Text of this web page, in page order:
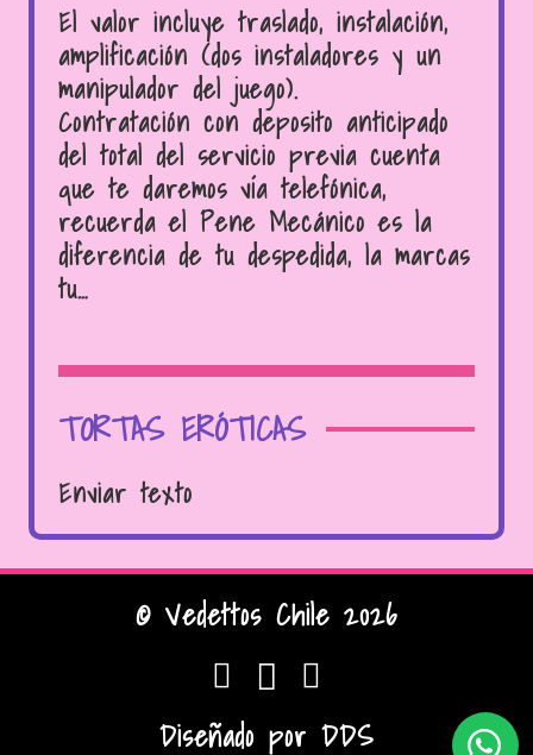
El valor incluye traslado, instalación,
amplificación (dos instaladores y un
manipulador del juego).
Contratación con deposito anticipado
del total del servicio previa cuenta
que te daremos vía telefónica,
recuerda el Pene Mecánico es la
diferencia de tu despedida, la marcas
tu…
TORTAS ERÓTICAS
Enviar texto
© Vedettos Chile 2026
Diseñado por DDS